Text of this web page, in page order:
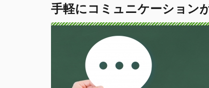
手軽にコミュニケーション